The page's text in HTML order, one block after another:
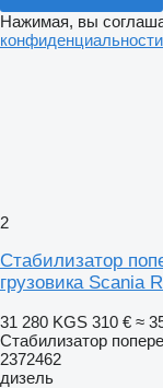
Нажимая, вы
конфиденциальности
2
Стабилизатор
грузовика Scania
31 280 KGS 310 € ≈
Стабилизатор
2372462
дизель